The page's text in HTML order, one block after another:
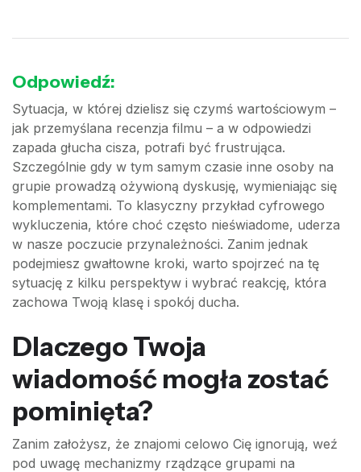
Odpowiedź:
Sytuacja, w której dzielisz się czymś wartościowym –
jak przemyślana recenzja filmu – a w odpowiedzi
zapada głucha cisza, potrafi być frustrująca.
Szczególnie gdy w tym samym czasie inne osoby na
grupie prowadzą ożywioną dyskusję, wymieniając się
komplementami. To klasyczny przykład cyfrowego
wykluczenia, które choć często nieświadome, uderza
w nasze poczucie przynależności. Zanim jednak
podejmiesz gwałtowne kroki, warto spojrzeć na tę
sytuację z kilku perspektyw i wybrać reakcję, która
zachowa Twoją klasę i spokój ducha.
Dlaczego Twoja
wiadomość mogła zostać
pominięta?
Zanim założysz, że znajomi celowo Cię ignorują, weź
pod uwagę mechanizmy rządzące grupami na